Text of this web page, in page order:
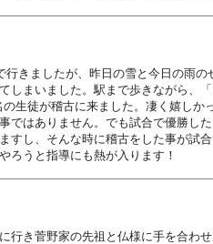
きましたが、昨日の雪と今日の雨
まいました。駅まで歩きながら
生徒が稽古に来ました。凄く嬉し
はありません。でも試合で優勝
すし、そんな時に稽古をした事が
ろうと指導にも熱が入ります！
き菅野家の先祖と仏様に手を合